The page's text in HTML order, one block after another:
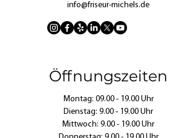
info@friseur-michels.de
Öffnungszeiten
Montag: 09.00 - 19.00 Uhr
Dienstag: 9.00 - 19.00 Uhr
Mittwoch: 9.00 - 19.00 Uhr